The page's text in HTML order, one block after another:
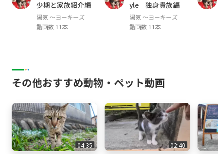
少期と家族紹介編
陽気 ～ヨーキーズ
動画数 11本
yle 独身貴族編
陽気 ～ヨーキーズ
動画数 11本
その他おすすめ動物・ペット動画
04:35 02:40